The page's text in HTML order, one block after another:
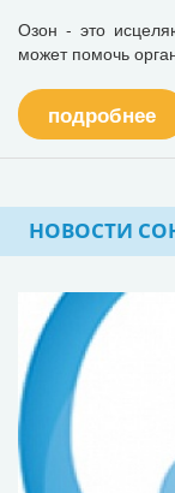
Озон - это
может помочь
подробнее
НОВОСТИ